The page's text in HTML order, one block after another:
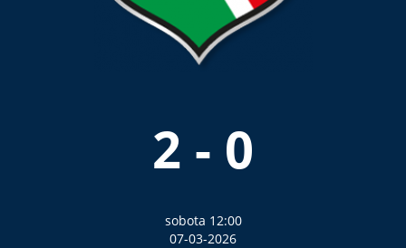
2 - 0
sobota 12:00
07-03-2026